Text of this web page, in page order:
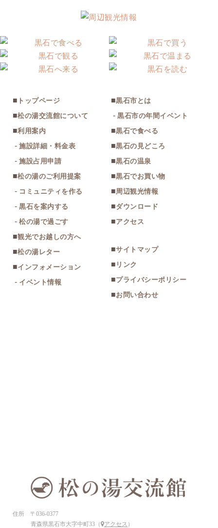
トップページ
松の湯交流館について
利用案内
施設詳細・料金表
施設占用申請
松の湯のご利用提案
コミュニティを作る
黒石を案内する
松の湯で過ごす
観光でお越しの方へ
松の湯レター
インフォメーション
イベント情報
黒石市とは
黒石市の年間イベント
黒石で食べる
黒石の見どころ
黒石の温泉
黒石でお買い物
周辺観光情報
ダウンロード
アクセス
サイトマップ
リンク
プライバシーポリシー
お問い合わせ
住所 〒036-0377
青森県黒石市大字中町33（ アクセス ）